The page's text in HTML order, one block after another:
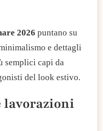
2026 puntano su
e dettagli
semplici capi da
del look estivo.
lavorazioni